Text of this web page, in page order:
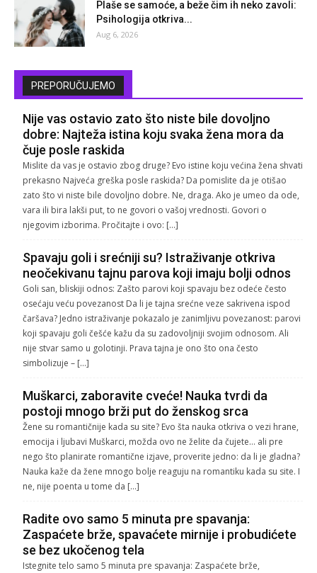
Plaše se samoće, a beže čim ih neko zavoli:
Psihologija otkriva...
Aug 6, 2026
PREPORUČUJEMO
Nije vas ostavio zato što niste bile dovoljno
dobre: Najteža istina koju svaka žena mora da
čuje posle raskida
Mislite da vas je ostavio zbog druge? Evo istine koju većina žena shvati
prekasno Najveća greška posle raskida? Da pomislite da je otišao
zato što vi niste bile dovoljno dobre. Ne, draga. Ako je umeo da ode,
vara ili bira lakši put, to ne govori o vašoj vrednosti. Govori o
njegovim izborima. Pročitajte i ovo: […]
Spavaju goli i srećniji su? Istraživanje otkriva
neočekivanu tajnu parova koji imaju bolji odnos
Goli san, bliskiji odnos: Zašto parovi koji spavaju bez odeće često
osećaju veću povezanost Da li je tajna srećne veze sakrivena ispod
čaršava? Jedno istraživanje pokazalo je zanimljivu povezanost: parovi
koji spavaju goli češće kažu da su zadovoljniji svojim odnosom. Ali
nije stvar samo u golotinji. Prava tajna je ono što ona često
simbolizuje – […]
Muškarci, zaboravite cveće! Nauka tvrdi da
postoji mnogo brži put do ženskog srca
Žene su romantičnije kada su site? Evo šta nauka otkriva o vezi hrane,
emocija i ljubavi Muškarci, možda ovo ne želite da čujete… ali pre
nego što planirate romantične izjave, proverite jedno: da li je gladna?
Nauka kaže da žene mnogo bolje reaguju na romantiku kada su site. I
ne, nije poenta u tome da […]
Radite ovo samo 5 minuta pre spavanja:
Zaspaćete brže, spavaćete mirnije i probudićete
se bez ukočenog tela
Istegnite telo samo 5 minuta pre spavanja: Zaspaćete brže,